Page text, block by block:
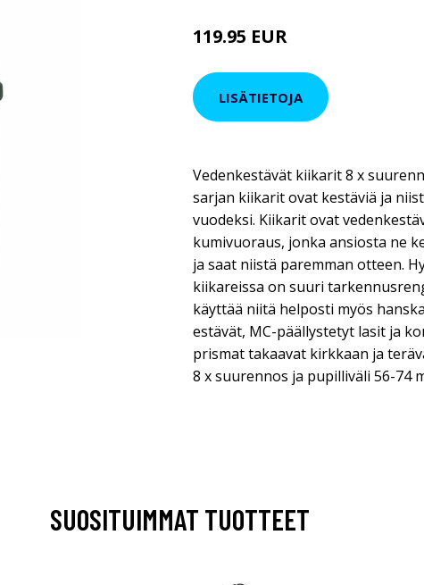
119.95 EUR
LISÄTIETOJA
Vedenkestävät kiikarit 8 x
sarjan kiikarit ovat kestäviä ja
vuodeksi. Kiikarit ovat
kumivuoraus, jonka ansiosta ne
ja saat niistä paremman otteen.
kiikareissa on suuri
käyttää niitä helposti myös
estävät, MC-päällystetyt lasit ja
prismat takaavat kirkkaan ja
8 x suurennos ja pupilliväli 56-74
SUOSITUIMMAT TUOTTEET